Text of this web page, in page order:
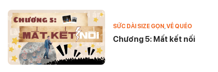
SỨC DÀI SIZE GỌN,VỀ QUÉO
Chương 5: Mất kết nối